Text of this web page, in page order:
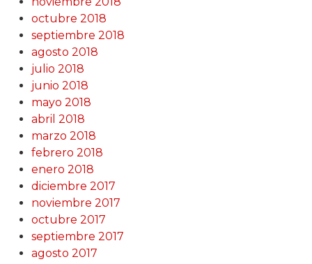
octubre 2018
septiembre 2018
agosto 2018
julio 2018
junio 2018
mayo 2018
abril 2018
marzo 2018
febrero 2018
enero 2018
diciembre 2017
noviembre 2017
octubre 2017
septiembre 2017
agosto 2017